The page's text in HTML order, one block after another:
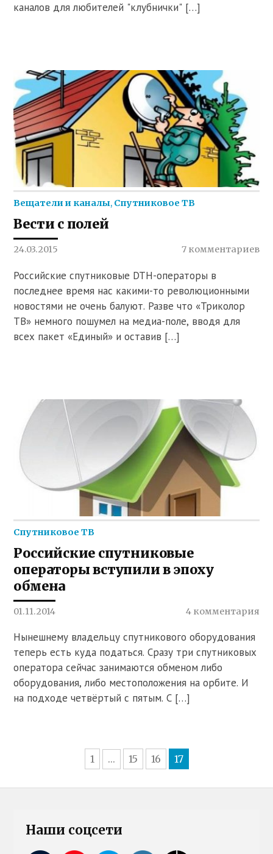
каналов для любителей "клубнички" […]
Вещатели и каналы, Спутниковое ТВ
Вести с полей
24.03.2015 7 комментариев
Российские спутниковые DTH-операторы в
последнее время нас какими-то революционными
новостями не очень балуют. Разве что «Триколор
ТВ» немного пошумел на медиа-поле, вводя для
всех пакет «Единый» и оставив […]
Спутниковое ТВ
Российские спутниковые
операторы вступили в эпоху
обмена
01.11.2014 4 комментария
Нынешнему владельцу спутникового оборудования
теперь есть куда податься. Сразу три спутниковых
оператора сейчас занимаются обменом либо
оборудования, либо местоположения на орбите. И
на подходе четвёртый с пятым. С […]
1 ... 15 16 17
Наши соцсети